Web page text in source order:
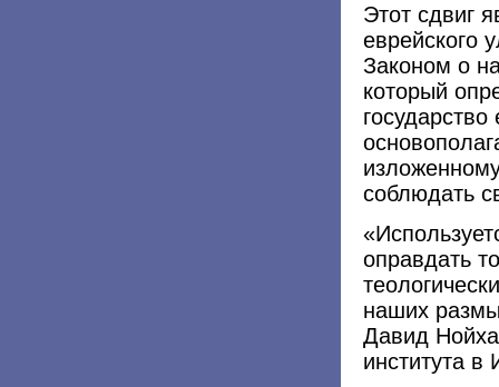
Этот сдвиг
еврейского
Законом о
который
соблюдать
оправдать
наших
Давид
института в